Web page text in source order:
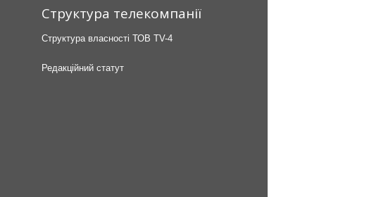
Структура телекомпанії
Структура власності ТОВ TV-4
Редакційний статут